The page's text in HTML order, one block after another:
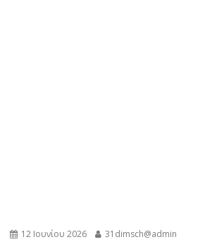
12 Ιουνίου 2026 31dimsch@admin